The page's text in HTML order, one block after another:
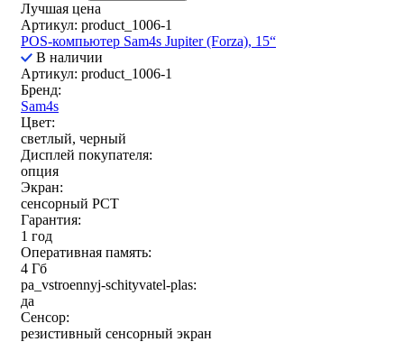
Лучшая цена
Артикул: product_1006-1
POS-компьютер Sam4s Jupiter (Forza), 15“
В наличии
Артикул: product_1006-1
Бренд:
Sam4s
Цвет:
светлый, черный
Дисплей покупателя:
опция
Экран:
сенсорный РСТ
Гарантия:
1 год
Оперативная память:
4 Гб
pa_vstroennyj-schityvatel-plas:
да
Сенсор:
резистивный сенсорный экран